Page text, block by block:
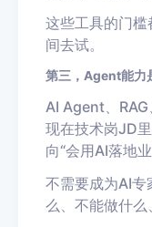
这些工具的门
间去试。
第三，Agent能力
AI Agent、
现在技术岗JD
向“会用AI落地业
不需要成为AI
么、不能做什么